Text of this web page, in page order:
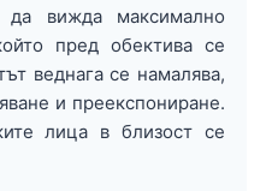
да вижда максимално
пред обектива се
веднага се намалява,
и преекспониране.
лица в близост се